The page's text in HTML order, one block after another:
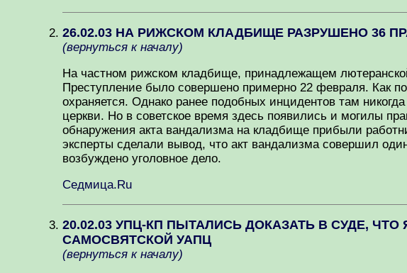
26.02.03 НА РИЖСКОМ КЛАДБИЩЕ РАЗРУШЕНО 36
(вернуться к началу)
На частном рижском кладбище, принадлежащем
Преступление было совершено примерно 22 февраля. Как
охраняется. Однако ранее подобных инцидентов там
церкви. Но в советское время здесь появились и могилы
обнаружения акта вандализма на кладбище прибыли
эксперты сделали вывод, что акт вандализма совершил
возбуждено уголовное дело.
Седмица.Ru
20.02.03 УПЦ-КП ПЫТАЛИСЬ ДОКАЗАТЬ В СУДЕ,
САМОСВЯТСКОЙ УАПЦ
(вернуться к началу)